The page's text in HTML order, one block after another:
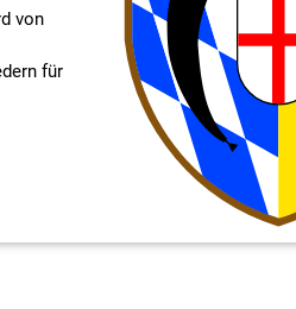
von
für